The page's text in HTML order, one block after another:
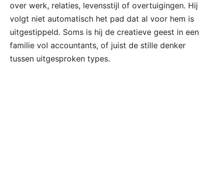
over werk, relaties, levensstijl of overtuigingen. Hij
volgt niet automatisch het pad dat al voor hem is
uitgestippeld. Soms is hij de creatieve geest in een
familie vol accountants, of juist de stille denker
tussen uitgesproken types.